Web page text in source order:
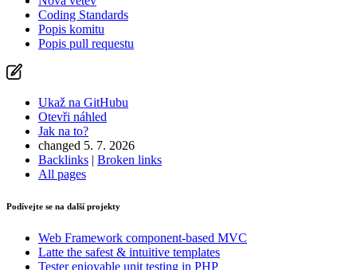
Coding Standards
Popis komitu
Popis pull requestu
Ukaž na GitHubu
Otevři náhled
Jak na to?
changed 5. 7. 2026
Backlinks | Broken links
All pages
Podívejte se na další projekty
Web Framework component-based MVC
Latte the safest & intuitive templates
Testerenjoyable unit testing in PHP